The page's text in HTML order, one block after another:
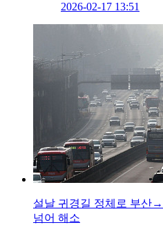
2026-02-17 13:51
설날 귀경길 정체로 부산
넘어 해소